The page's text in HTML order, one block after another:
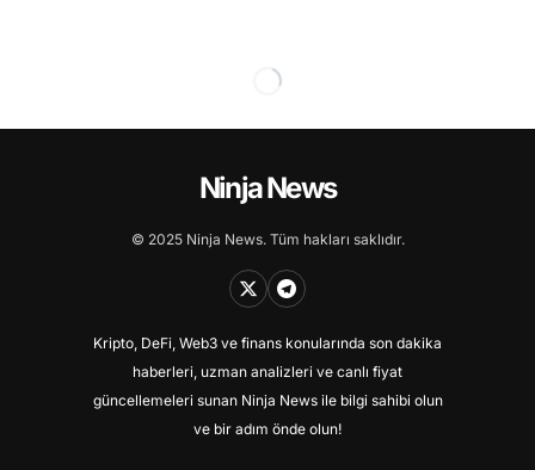
Ninja News
© 2025 Ninja News. Tüm hakları saklıdır.
Kripto, DeFi, Web3 ve finans konularında son dakika
haberleri, uzman analizleri ve canlı fiyat
güncellemeleri sunan Ninja News ile bilgi sahibi olun
ve bir adım önde olun!